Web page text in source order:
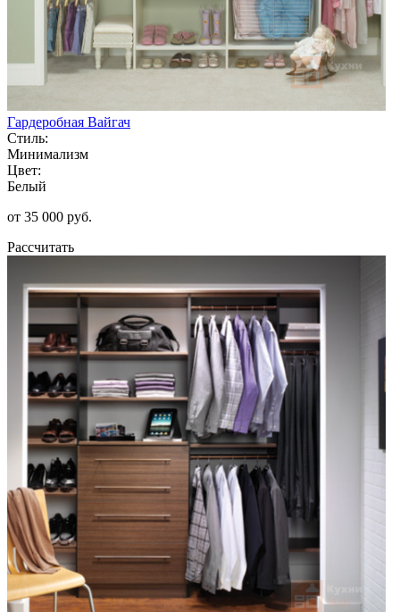
Гардеробная Вайгач
Стиль:
Минимализм
Цвет:
Белый
от 35 000 руб.
Рассчитать